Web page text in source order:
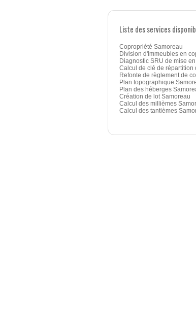
Liste des services
Copropriété Samoreau
Division d'immeubles en
Diagnostic SRU de mise
Calcul de clé de répartition
Refonte de règlement de
Plan topographique
Plan des héberges
Création de lot Samoreau
Calcul des millièmes
Calcul des tantièmes